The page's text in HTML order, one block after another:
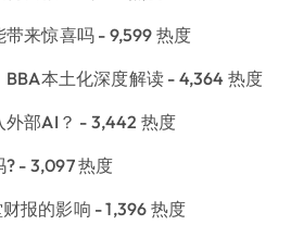
带来惊喜吗 - 9,599 热度
本土化深度解读 - 4,364 热度
部AI？ - 3,442 热度
? - 3,097 热度
报的影响 - 1,396 热度